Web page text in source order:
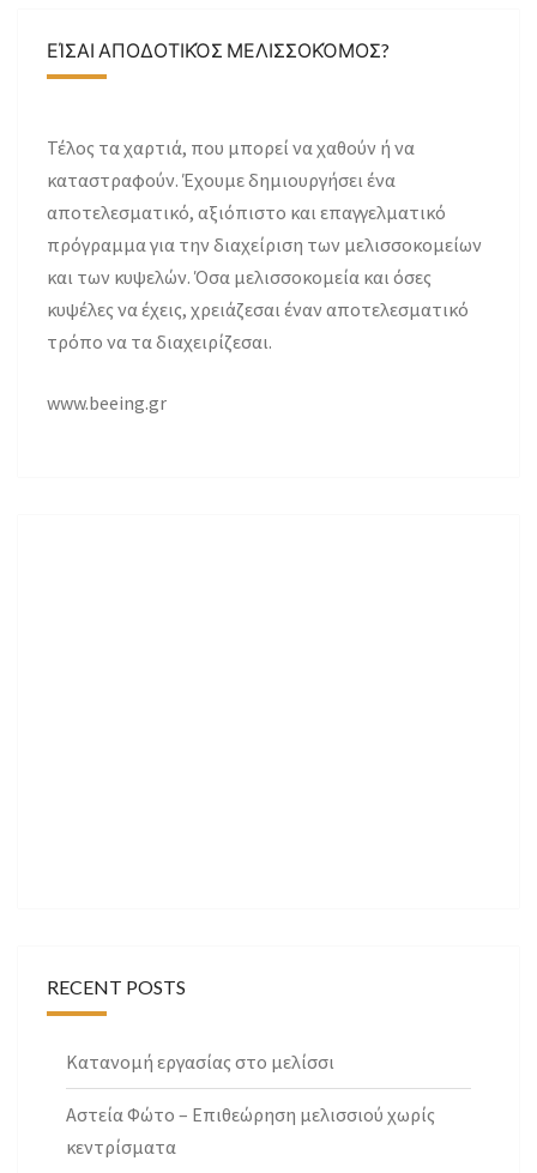
ΕΊΣΑΙ ΑΠΟΔΟΤΙΚΌΣ ΜΕΛΙΣΣΟΚΌΜΟΣ?
Τέλος τα χαρτιά, που μπορεί να χαθούν ή να
καταστραφούν. Έχουμε δημιουργήσει ένα
αποτελεσματικό, αξιόπιστο και επαγγελματικό
πρόγραμμα για την διαχείριση των μελισσοκομείων
και των κυψελών. Όσα μελισσοκομεία και όσες
κυψέλες να έχεις, χρειάζεσαι έναν αποτελεσματικό
τρόπο να τα διαχειρίζεσαι.
www.beeing.gr
RECENT POSTS
Κατανομή εργασίας στο μελίσσι
Αστεία Φώτο – Επιθεώρηση μελισσιού χωρίς
κεντρίσματα